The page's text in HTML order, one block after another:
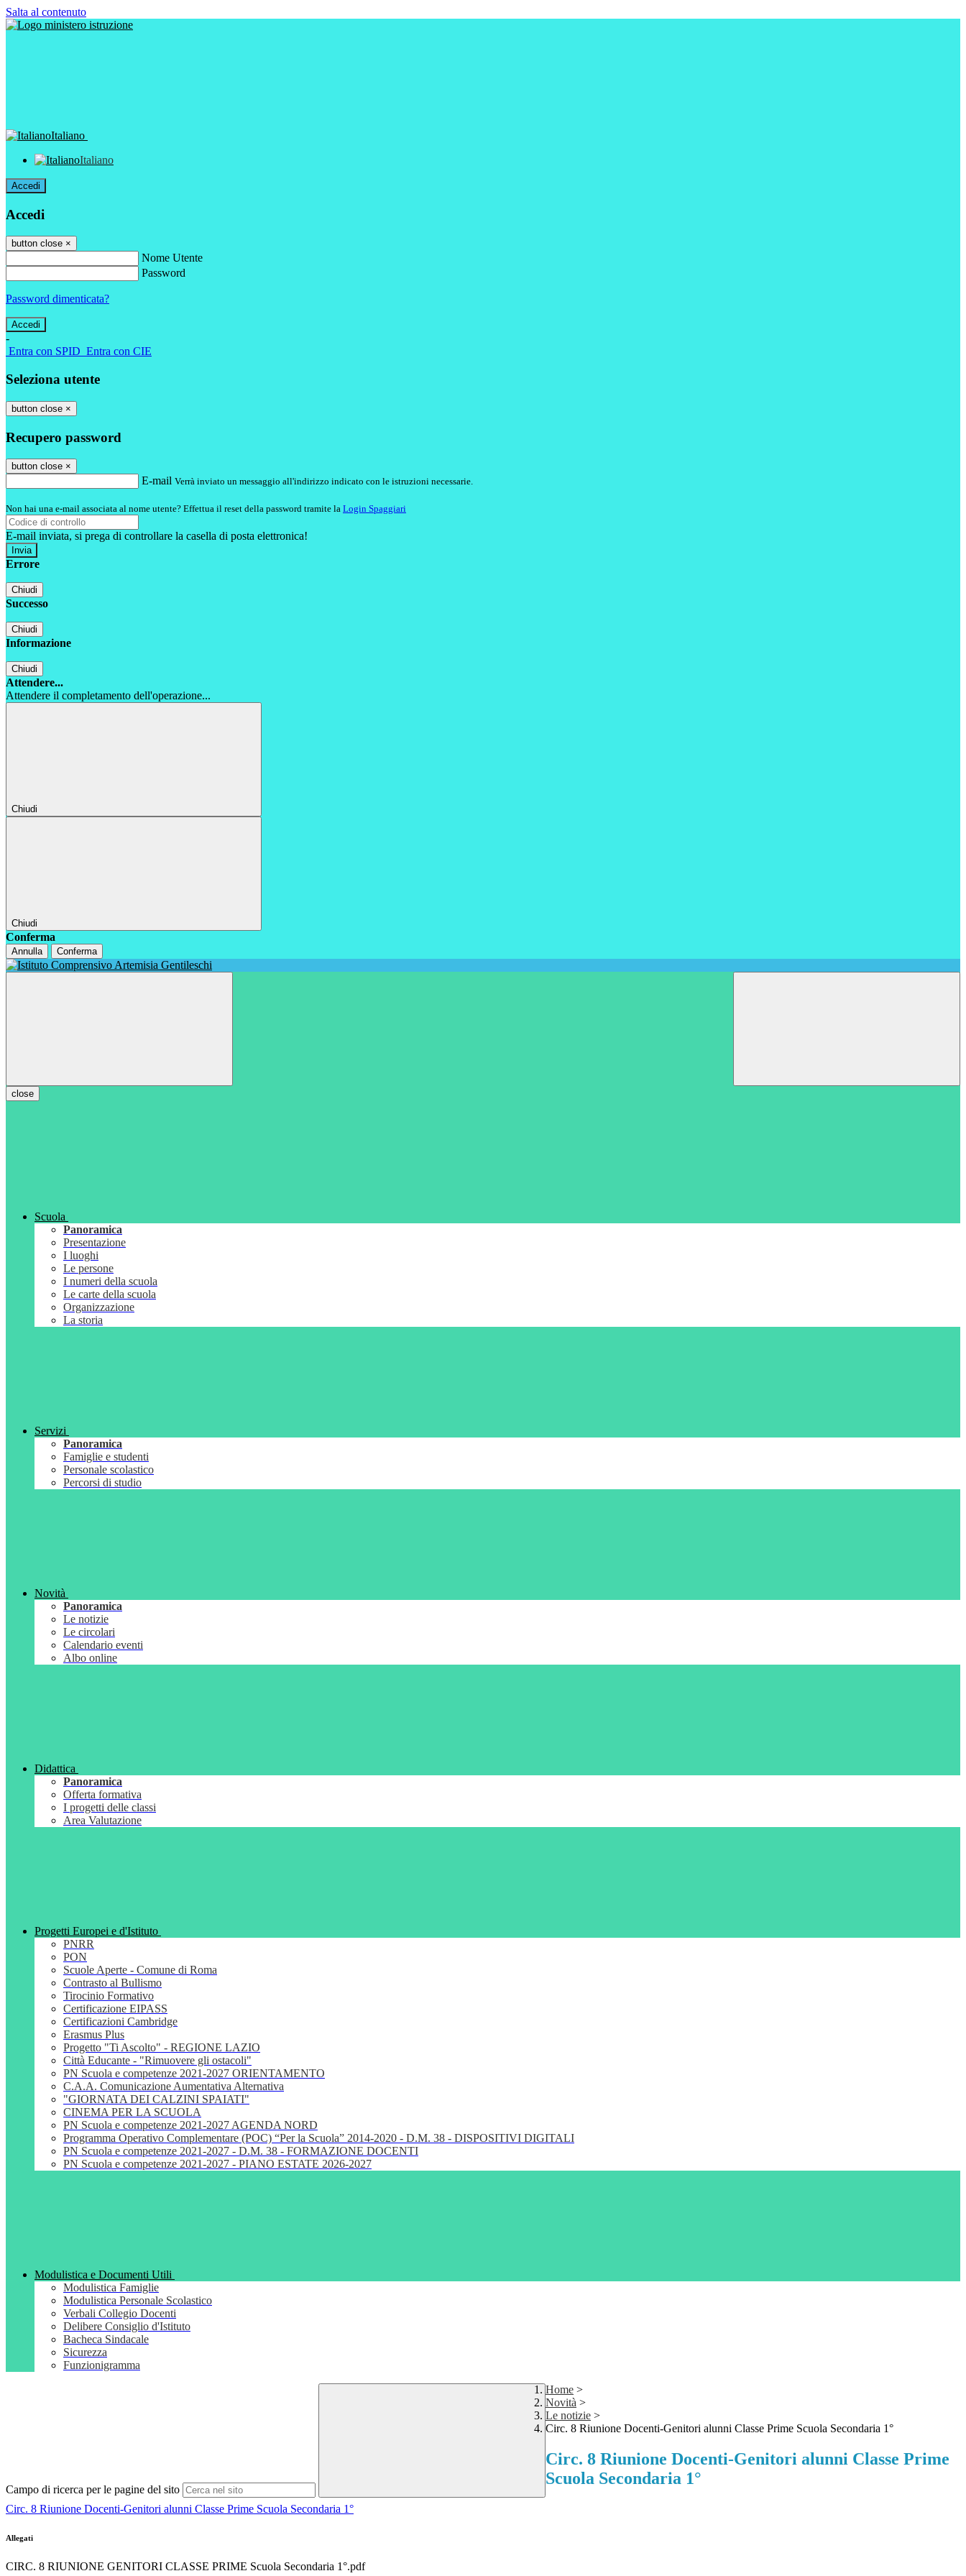
Salta al contenuto
Italiano
Italiano
Accedi
Accedi
button close ×
Nome Utente
Password
Password dimenticata?
-
Entra con SPID Entra con CIE
Seleziona utente
button close ×
Recupero password
button close ×
E-mail Verrà inviato un messaggio all'indirizzo indicato con le istruzioni necessarie.
Non hai una e-mail associata al nome utente? Effettua il reset della password tramite la Login Spaggiari
E-mail inviata, si prega di controllare la casella di posta elettronica!
Errore
Chiudi
Successo
Chiudi
Informazione
Chiudi
Attendere...
Attendere il completamento dell'operazione...
Chiudi
Chiudi
Conferma
Annulla Conferma
close
Scuola
Panoramica
Presentazione
I luoghi
Le persone
I numeri della scuola
Le carte della scuola
Organizzazione
La storia
Servizi
Panoramica
Famiglie e studenti
Personale scolastico
Percorsi di studio
Novità
Panoramica
Le notizie
Le circolari
Calendario eventi
Albo online
Didattica
Panoramica
Offerta formativa
I progetti delle classi
Area Valutazione
Progetti Europei e d'Istituto
PNRR
PON
Scuole Aperte - Comune di Roma
Contrasto al Bullismo
Tirocinio Formativo
Certificazione EIPASS
Certificazioni Cambridge
Erasmus Plus
Progetto "Ti Ascolto" - REGIONE LAZIO
Città Educante - "Rimuovere gli ostacoli"
PN Scuola e competenze 2021-2027 ORIENTAMENTO
C.A.A. Comunicazione Aumentativa Alternativa
"GIORNATA DEI CALZINI SPAIATI"
CINEMA PER LA SCUOLA
PN Scuola e competenze 2021-2027 AGENDA NORD
Programma Operativo Complementare (POC) “Per la Scuola” 2014-2020 - D.M. 38 - DISPOSITIVI DIGITALI
PN Scuola e competenze 2021-2027 - D.M. 38 - FORMAZIONE DOCENTI
PN Scuola e competenze 2021-2027 - PIANO ESTATE 2026-2027
Modulistica e Documenti Utili
Modulistica Famiglie
Modulistica Personale Scolastico
Verbali Collegio Docenti
Delibere Consiglio d'Istituto
Bacheca Sindacale
Sicurezza
Funzionigramma
Campo di ricerca per le pagine del sito
Home >
Novità >
Le notizie >
Circ. 8 Riunione Docenti-Genitori alunni Classe Prime Scuola Secondaria 1°
Circ. 8 Riunione Docenti-Genitori alunni Classe Prime
Scuola Secondaria 1°
Circ. 8 Riunione Docenti-Genitori alunni Classe Prime Scuola Secondaria 1°
Allegati
CIRC. 8 RIUNIONE GENITORI CLASSE PRIME Scuola Secondaria 1°.pdf